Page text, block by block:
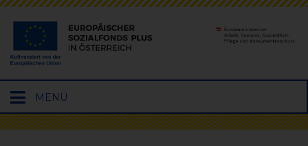
Hauptmenü
öffnen
MENÜ